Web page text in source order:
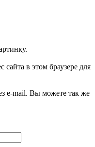
в этом браузере для
e-mail. Вы можете так же